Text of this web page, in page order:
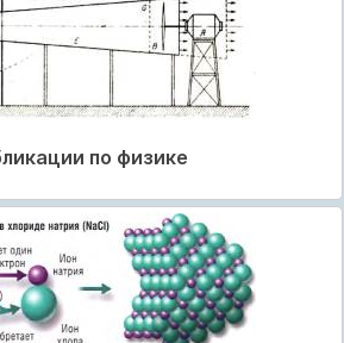
по физике